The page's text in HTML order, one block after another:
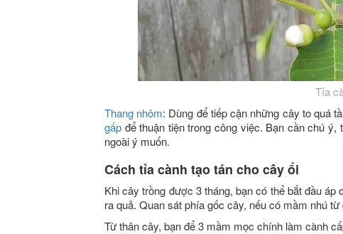
Tỉa
Thang nhôm: Dùng để tiếp cận những cây to quá
gấp để thuận tiện trong công việc. Bạn cần chú
ngoài ý muốn.
Cách tỉa cành tạo tán cho cây ổi
Khi cây trồng được 3 tháng, bạn có thể bắt đầu
ra quả. Quan sát phía gốc cây, nếu có mầm nhú
Từ thân cây, bạn để 3 mầm mọc chính làm cành